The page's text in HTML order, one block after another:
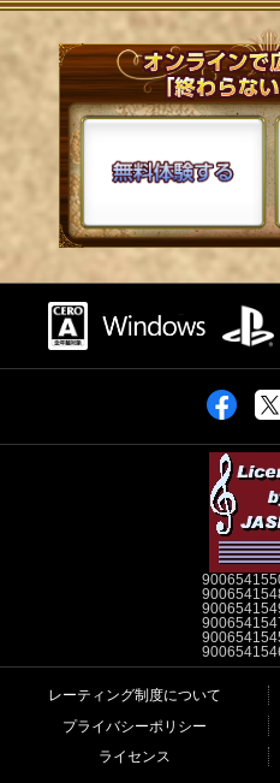
レーティング制度について
プライバシーポリシー
ライセンス